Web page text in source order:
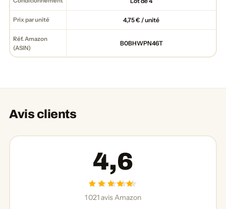
Prix par unité 4,75 € / unité
Réf. Amazon
(ASIN)
B0BHWPN46T
Avis clients
4,6
1 021 avis Amazon